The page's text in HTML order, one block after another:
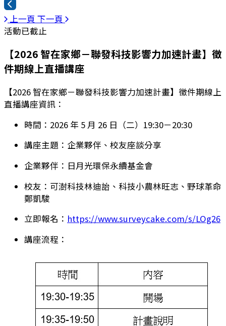
上一頁 下一頁
活動已截止
【2026 智在家鄉－聯發科技影響力加速計畫】徵
件期線上直播講座
【2026 智在家鄉－聯發科技影響力加速計畫】徵件期線上
直播講座資訊：
時間：2026 年 5 月 26 日（二）19:30－20:30
講座主題：企業夥伴、校友座談分享
企業夥伴：日月光環保永續基金會
校友：可澍科技林迪詒、科技小農林旺志、野球革命
鄭凱駿
立即報名： https://www.surveycake.com/s/LOg26
講座流程：